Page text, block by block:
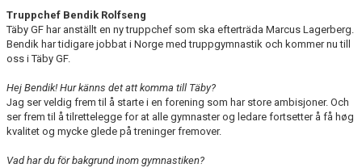
Truppchef Bendik Rolfseng
Täby GF har anställt en ny truppchef som ska efterträda Marcus Lagerberg.
Bendik har tidigare jobbat i Norge med truppgymnastik och kommer nu till
oss i Täby GF.
Hej Bendik! Hur känns det att komma till Täby?
Jag ser veldig frem til å starte i en forening som har store ambisjoner. Och
ser frem til å tilrettelegge for at alle gymnaster og ledare fortsetter å få høg
kvalitet og mycke glede på treninger fremover.
Vad har du för bakgrund inom gymnastiken?